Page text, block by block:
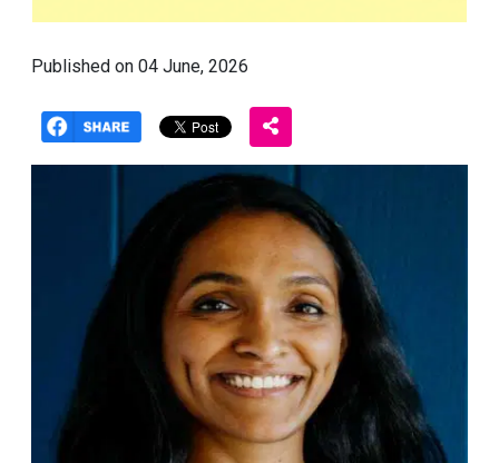
Published on 04 June, 2026